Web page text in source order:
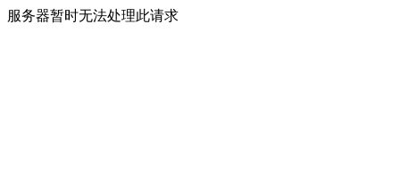
服务器暂时无法处理此请求